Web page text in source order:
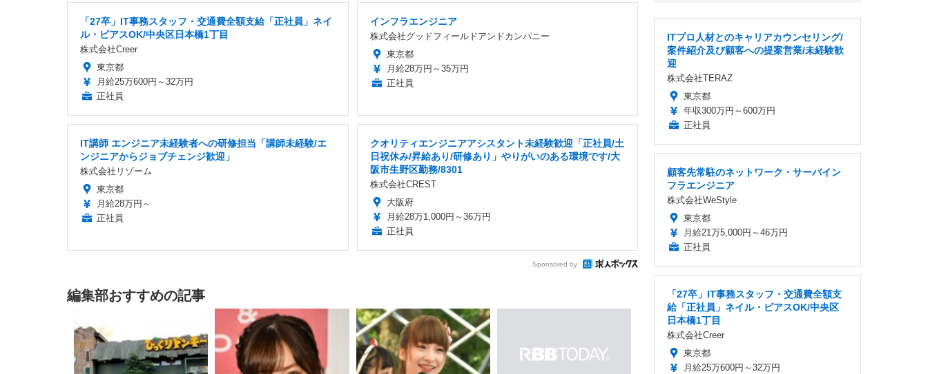
「27卒」IT事務スタッフ・交通費全額支給「正社員」ネイ
ル・ピアスOK/中央区日本橋1丁目
株式会社Creer
東京都
月給25万600円～32万円
正社員
インフラエンジニア
株式会社グッドフィールドアンドカンパニー
東京都
月給28万円～35万円
正社員
IT講師 エンジニア未経験者への研修担当「講師未経験/エ
ンジニアからジョブチェンジ歓迎」
株式会社リゾーム
東京都
月給28万円～
正社員
クオリティエンジニアアシスタント未経験歓迎「正社員/土
日祝休み/昇給あり/研修あり」やりがいのある環境です/大
阪市生野区勤務/8301
株式会社CREST
大阪府
月給28万1,000円～36万円
正社員
Sponsored by
編集部おすすめの記事
ITプロ人材とのキャリアカウンセリング/
案件紹介及び顧客への提案営業/未経験歓
迎
株式会社TERAZ
東京都
年収300万円～600万円
正社員
顧客先常駐のネットワーク・サーバイン
フラエンジニア
株式会社WeStyle
東京都
月給21万5,000円～46万円
正社員
「27卒」IT事務スタッフ・交通費全額支
給「正社員」ネイル・ピアスOK/中央区
日本橋1丁目
株式会社Creer
東京都
月給25万600円～32万円